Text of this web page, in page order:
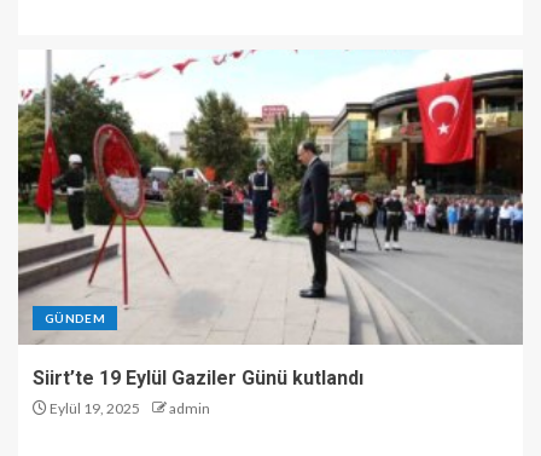
GÜNDEM
Siirt’te 19 Eylül Gaziler Günü kutlandı
Eylül 19, 2025 admin